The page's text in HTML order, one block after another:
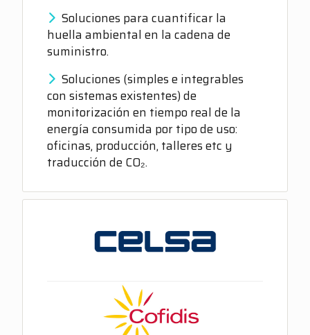
Soluciones para cuantificar la
huella ambiental en la cadena de
suministro.
Soluciones (simples e integrables
con sistemas existentes) de
monitorización en tiempo real de la
energía consumida por tipo de uso:
oficinas, producción, talleres etc y
traducción de CO₂.